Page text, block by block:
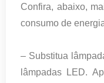
Confira, abaixo,
consumo de
– Substitua
lâmpadas LED.